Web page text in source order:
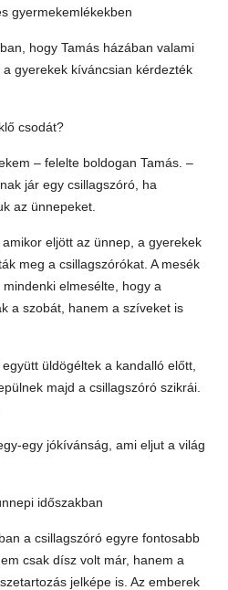
gyermekemlékekben
hogy Tamás házában valami
gyerekek kíváncsian kérdezték
csodát?
– felelte boldogan Tamás. –
jár egy csillagszóró, ha
az ünnepeket.
eljött az ünnep, a gyerekek
meg a csillagszórókat. A mesék
elmesélte, hogy a
a szobát, hanem a szíveket is
üldögéltek a kandalló előtt,
majd a csillagszóró szikrái.
egy jókívánság, ami eljut a világ
időszakban
a csillagszóró egyre fontosabb
csak dísz volt már, hanem a
jelképe is. Az emberek